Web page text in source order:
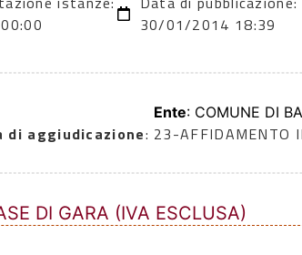
30/01/2014 18:39
Ente: COMUNE DI
di aggiudicazione: 23-AFFIDAMENTO
DI GARA (IVA ESCLUSA)